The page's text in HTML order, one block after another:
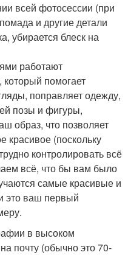
всей фотосессии (при
и другие детали
убирается блеск на
работают
помогает
поправляет одежду,
позы и фигуры,
образ, что позволяет
красивое (поскольку
контролировать всё
всё, что бы вам было
самые красивые и
это ваш первый
в высоком
почту (обычно это 70-